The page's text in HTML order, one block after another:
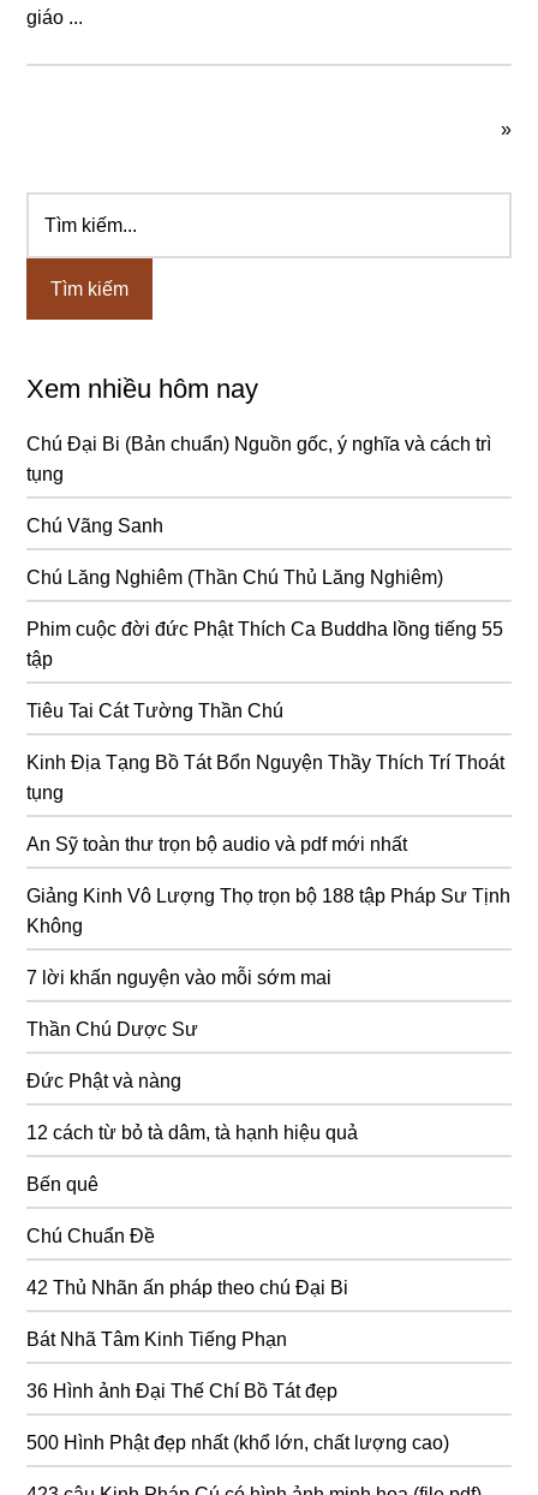
giáo ...
»
Sidebar
chính
kiếm...
Xem nhiều hôm nay
Chú Đại Bi (Bản chuẩn) Nguồn gốc, ý nghĩa và cách trì
tụng
Chú Vãng Sanh
Chú Lăng Nghiêm (Thần Chú Thủ Lăng Nghiêm)
Phim cuộc đời đức Phật Thích Ca Buddha lồng tiếng 55
tập
Tiêu Tai Cát Tường Thần Chú
Kinh Địa Tạng Bồ Tát Bổn Nguyện Thầy Thích Trí Thoát
tụng
An Sỹ toàn thư trọn bộ audio và pdf mới nhất
Giảng Kinh Vô Lượng Thọ trọn bộ 188 tập Pháp Sư Tịnh
Không
7 lời khấn nguyện vào mỗi sớm mai
Thần Chú Dược Sư
Đức Phật và nàng
12 cách từ bỏ tà dâm, tà hạnh hiệu quả
Bến quê
Chú Chuẩn Đề
42 Thủ Nhãn ấn pháp theo chú Đại Bi
Bát Nhã Tâm Kinh Tiếng Phạn
36 Hình ảnh Đại Thế Chí Bồ Tát đẹp
500 Hình Phật đẹp nhất (khổ lớn, chất lượng cao)